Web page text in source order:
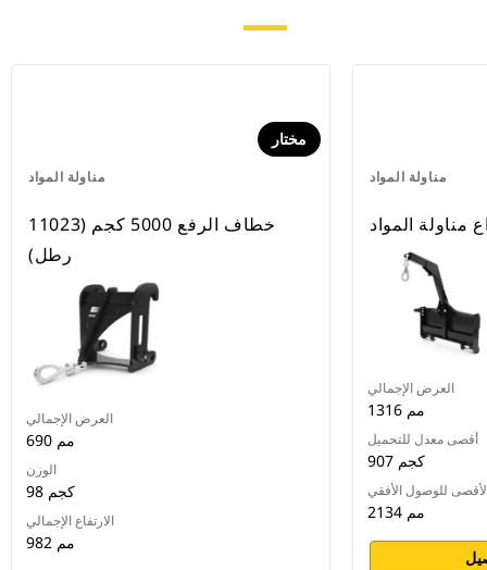
مناولة المواد
مختار
خطاف الرفع 5000 كجم (11023
رطل)
العرض الإجمالي
690 مم
الوزن
98 كجم
الارتفاع الإجمالي
982 مم
مناولة المواد
مناولة المواد
العرض الإجمالي
1316 مم
أقصى معدل للتحميل
907 كجم
للوصول الأفقي
2134 مم